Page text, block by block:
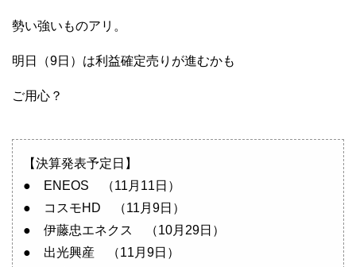
勢い強いものアリ。
明日（9日）は利益確定売りが進むかも
ご用心？
【決算発表予定日】
● ENEOS （11月11日）
● コスモHD （11月9日）
● 伊藤忠エネクス （10月29日）
● 出光興産 （11月9日）